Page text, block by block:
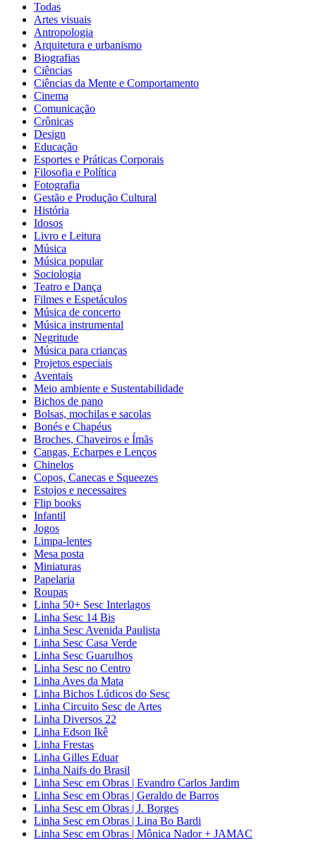
Todas
Artes visuais
Antropologia
Arquitetura e urbanismo
Biografias
Ciências
Ciências da Mente e Comportamento
Cinema
Comunicação
Crônicas
Design
Educação
Esportes e Práticas Corporais
Filosofia e Política
Fotografia
Gestão e Produção Cultural
História
Idosos
Livro e Leitura
Música
Música popular
Sociologia
Teatro e Dança
Filmes e Espetáculos
Música de concerto
Música instrumental
Negritude
Música para crianças
Projetos especiais
Aventais
Meio ambiente e Sustentabilidade
Bichos de pano
Bolsas, mochilas e sacolas
Bonés e Chapéus
Broches, Chaveiros e Ímãs
Cangas, Echarpes e Lenços
Chinelos
Copos, Canecas e Squeezes
Estojos e necessaires
Flip books
Infantil
Jogos
Limpa-lentes
Mesa posta
Miniaturas
Papelaria
Roupas
Linha 50+ Sesc Interlagos
Linha Sesc 14 Bis
Linha Sesc Avenida Paulista
Linha Sesc Casa Verde
Linha Sesc Guarulhos
Linha Sesc no Centro
Linha Aves da Mata
Linha Bichos Lúdicos do Sesc
Linha Circuito Sesc de Artes
Linha Diversos 22
Linha Edson Ikê
Linha Frestas
Linha Gilles Eduar
Linha Naifs do Brasil
Linha Sesc em Obras | Evandro Carlos Jardim
Linha Sesc em Obras | Geraldo de Barros
Linha Sesc em Obras | J. Borges
Linha Sesc em Obras | Lina Bo Bardi
Linha Sesc em Obras | Mônica Nador + JAMAC